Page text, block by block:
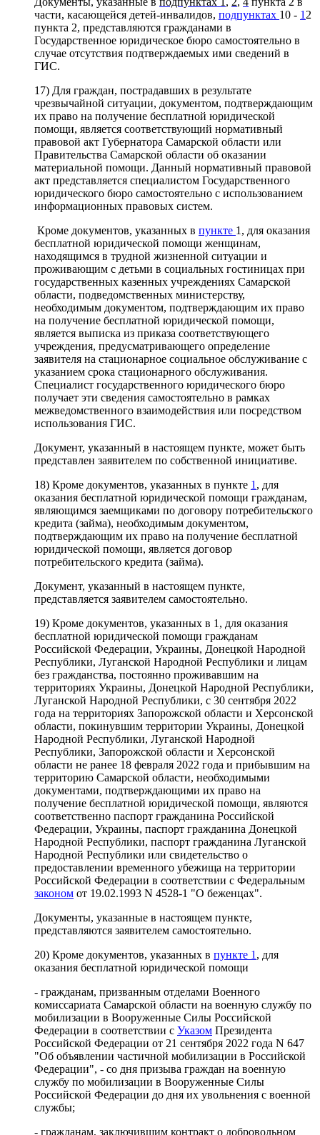
части, касающейся детей-инвалидов, подпунктах 10 - 1 2
пункта 2, представляются гражданами в
Государственное юридическое бюро самостоятельно в
случае отсутствия подтверждаемых ими сведений в
ГИС.
17) Для граждан, пострадавших в результате
чрезвычайной ситуации, документом, подтверждающим
их право на получение бесплатной юридической
помощи, является соответствующий нормативный
правовой акт Губернатора Самарской области или
Правительства Самарской области об оказании
материальной помощи. Данный нормативный правовой
акт представляется специалистом Государственного
юридического бюро самостоятельно с использованием
информационных правовых систем.
Кроме документов, указанных в пункте 1, для оказания
бесплатной юридической помощи женщинам,
находящимся в трудной жизненной ситуации и
проживающим с детьми в социальных гостиницах при
государственных казенных учреждениях Самарской
области, подведомственных министерству,
необходимым документом, подтверждающим их право
на получение бесплатной юридической помощи,
является выписка из приказа соответствующего
учреждения, предусматривающего определение
заявителя на стационарное социальное обслуживание с
указанием срока стационарного обслуживания.
Специалист государственного юридического бюро
получает эти сведения самостоятельно в рамках
межведомственного взаимодействия или посредством
использования ГИС.
Документ, указанный в настоящем пункте, может быть
представлен заявителем по собственной инициативе.
18) Кроме документов, указанных в пункте 1 , для
оказания бесплатной юридической помощи гражданам,
являющимся заемщиками по договору потребительского
кредита (займа), необходимым документом,
подтверждающим их право на получение бесплатной
юридической помощи, является договор
потребительского кредита (займа).
Документ, указанный в настоящем пункте,
представляется заявителем самостоятельно.
19) Кроме документов, указанных в 1, для оказания
бесплатной юридической помощи гражданам
Российской Федерации, Украины, Донецкой Народной
Республики, Луганской Народной Республики и лицам
без гражданства, постоянно проживавшим на
территориях Украины, Донецкой Народной Республики,
Луганской Народной Республики, с 30 сентября 2022
года на территориях Запорожской области и Херсонской
области, покинувшим территории Украины, Донецкой
Народной Республики, Луганской Народной
Республики, Запорожской области и Херсонской
области не ранее 18 февраля 2022 года и прибывшим на
территорию Самарской области, необходимыми
документами, подтверждающими их право на
получение бесплатной юридической помощи, являются
соответственно паспорт гражданина Российской
Федерации, Украины, паспорт гражданина Донецкой
Народной Республики, паспорт гражданина Луганской
Народной Республики или свидетельство о
предоставлении временного убежища на территории
Российской Федерации в соответствии с Федеральным
законом от 19.02.1993 N 4528-1 "О беженцах".
Документы, указанные в настоящем пункте,
представляются заявителем самостоятельно.
20) Кроме документов, указанных в пункте 1 , для
оказания бесплатной юридической помощи
- гражданам, призванным отделами Военного
комиссариата Самарской области на военную службу по
мобилизации в Вооруженные Силы Российской
Федерации в соответствии с Указом Президента
Российской Федерации от 21 сентября 2022 года N 647
"Об объявлении частичной мобилизации в Российской
Федерации", - со дня призыва граждан на военную
службу по мобилизации в Вооруженные Силы
Российской Федерации до дня их увольнения с военной
службы;
- гражданам, заключившим контракт о добровольном